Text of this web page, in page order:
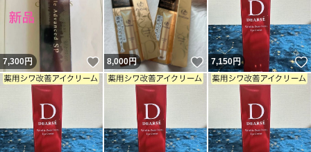
7,300円 いいね！
8,000円 いいね！
7,150円